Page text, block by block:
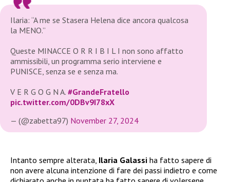
Ilaria: “A me se Stasera Helena dice ancora qualcosa
la MENO.”
Queste MINACCE O R R I B I L I non sono affatto
ammissibili, un programma serio interviene e
PUNISCE, senza se e senza ma.
V E R G O G N A. #GrandeFratello
pic.twitter.com/0DBv9I78xX
— (@zabetta97) November 27, 2024
Intanto sempre alterata, Ilaria Galassi ha fatto sapere di
non avere alcuna intenzione di fare dei passi indietro e come